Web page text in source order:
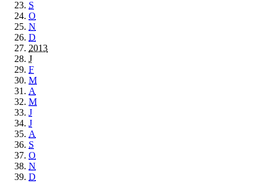
S
O
N
D
2013
J
F
M
A
M
J
J
A
S
O
N
D